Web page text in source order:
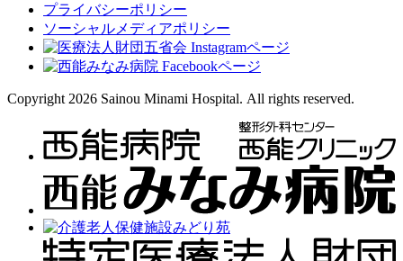
プライバシーポリシー
ソーシャルメディアポリシー
Copyright 2026 Sainou Minami Hospital. All rights reserved.